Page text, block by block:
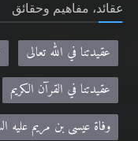
عقائد، مفاهيم وحقائق
عقيدتنا في الله تعالى
عقيدتنا في القرآن الكريم
وفاة عيسى بن مريم عليه